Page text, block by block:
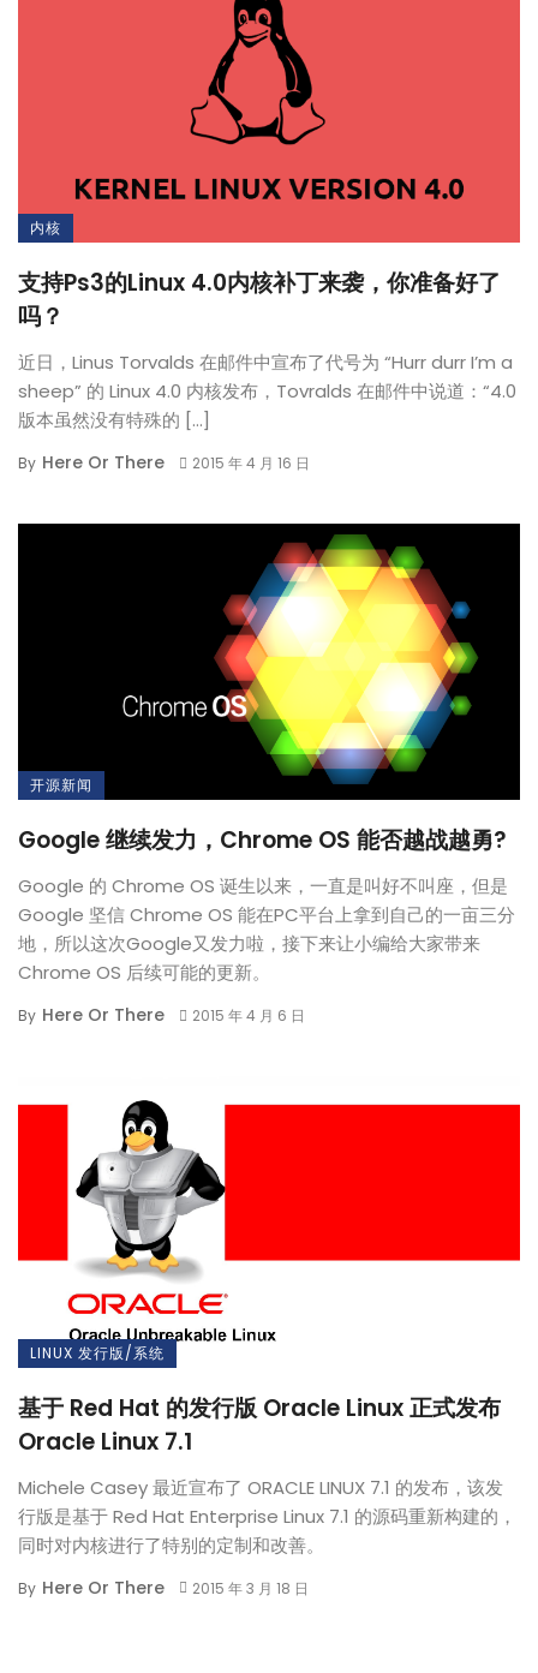
内核
支持Ps3的Linux 4.0内核补丁来袭，你准备好了
吗？
近日，Linus Torvalds 在邮件中宣布了代号为 “Hurr durr I’m a
sheep” 的 Linux 4.0 内核发布，Tovralds 在邮件中说道：“4.0
版本虽然没有特殊的 […]
By Here Or There 2015 年 4 月 16 日
开源新闻
Google 继续发力，Chrome OS 能否越战越勇?
Google 的 Chrome OS 诞生以来，一直是叫好不叫座，但是
Google 坚信 Chrome OS 能在PC平台上拿到自己的一亩三分
地，所以这次Google又发力啦，接下来让小编给大家带来
Chrome OS 后续可能的更新。
By Here Or There 2015 年 4 月 6 日
LINUX 发行版/系统
基于 Red Hat 的发行版 Oracle Linux 正式发布
Oracle Linux 7.1
Michele Casey 最近宣布了 ORACLE LINUX 7.1 的发布，该发
行版是基于 Red Hat Enterprise Linux 7.1 的源码重新构建的，
同时对内核进行了特别的定制和改善。
By Here Or There 2015 年 3 月 18 日